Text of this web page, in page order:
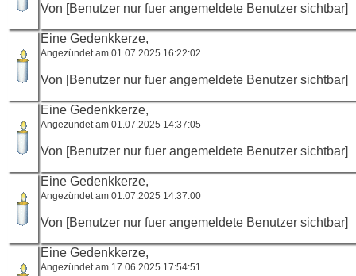
Von [Benutzer nur fuer angemeldete Benutzer sichtbar]
Eine Gedenkkerze,
Angezündet am 01.07.2025 16:22:02
Von [Benutzer nur fuer angemeldete Benutzer sichtbar]
Eine Gedenkkerze,
Angezündet am 01.07.2025 14:37:05
Von [Benutzer nur fuer angemeldete Benutzer sichtbar]
Eine Gedenkkerze,
Angezündet am 01.07.2025 14:37:00
Von [Benutzer nur fuer angemeldete Benutzer sichtbar]
Eine Gedenkkerze,
Angezündet am 17.06.2025 17:54:51